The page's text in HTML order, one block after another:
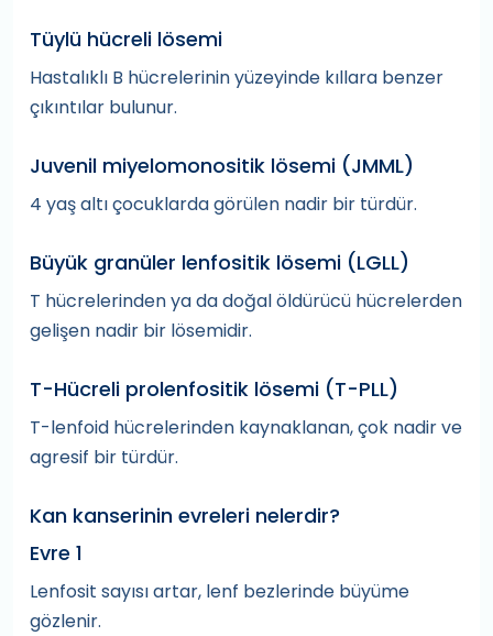
Tüylü hücreli lösemi
Hastalıklı B hücrelerinin yüzeyinde kıllara benzer
çıkıntılar bulunur.
Juvenil miyelomonositik lösemi (JMML)
4 yaş altı çocuklarda görülen nadir bir türdür.
Büyük granüler lenfositik lösemi (LGLL)
T hücrelerinden ya da doğal öldürücü hücrelerden
gelişen nadir bir lösemidir.
T-Hücreli prolenfositik lösemi (T-PLL)
T-lenfoid hücrelerinden kaynaklanan, çok nadir ve
agresif bir türdür.
Kan kanserinin evreleri nelerdir?
Evre 1
Lenfosit sayısı artar, lenf bezlerinde büyüme
gözlenir.